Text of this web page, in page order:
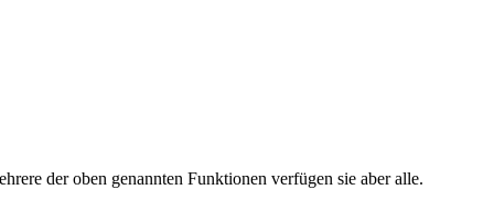
der oben genannten Funktionen verfügen sie aber alle.